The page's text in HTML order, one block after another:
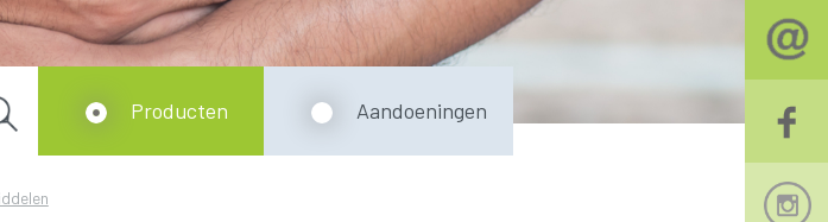
Producten Aandoeningen